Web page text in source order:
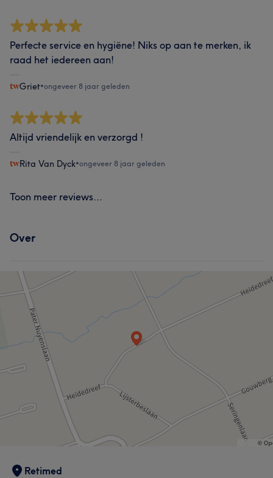
Perfecte service en hygiëne! Niks op aan te merken, ik
raad het iedereen aan!
Griet•ongeveer 8 jaar geleden
Altijd vriendelijk en verzorgd !
Rita Van Dyck•ongeveer 8 jaar geleden
Toon meer reviews...
Over
Retimed